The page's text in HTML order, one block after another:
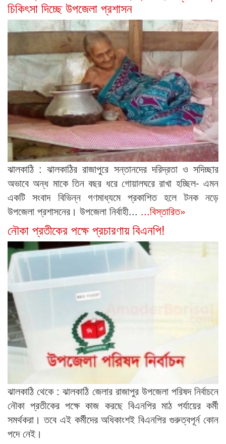
চিকিৎসা দিচ্ছে উপজেলা প্রশাসন
ঝালকাঠি : ঝালকাঠির রাজাপুরে সন্তানদের দরিদ্রতা ও সদিচ্ছার
অভাবে অন্ধ মাকে তিন বছর ধরে গোয়ালঘরে রাখা হচ্ছিল- এমন
একটি সংবাদ বিভিন্ন গণমাধ্যমে প্রকাশিত হলে টনক নড়ে
উপজেলা প্রশাসনের। উপজেলা নির্বাহী... ...বিস্তারিত»
নৌকা প্রতীকের পক্ষে প্রচারণায় বিএনপি!
ঝালকাঠি থেকে : ঝালকাঠি জেলার রাজাপুর উপজেলা পরিষদ নির্বাচনে
নৌকা প্রতীকের পক্ষে কাজ করছে বিএনপির মাঠ পর্যায়ের কর্মী
সমর্থকরা। তবে এই কর্মীদের অধিকাংশই বিএনপির গুরুত্বপূর্ন কোন
পদে নেই।